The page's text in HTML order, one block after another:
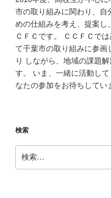
市の取り組みに関わり、自
めの仕組みを考え、提案し
ＣＦＣです。 ＣＣＦＣで
て千葉市の取り組みに参画
り しながら、地域の課題
す。 いま、一緒に活動し
なたの参加をお待ちしてい
検索
索: